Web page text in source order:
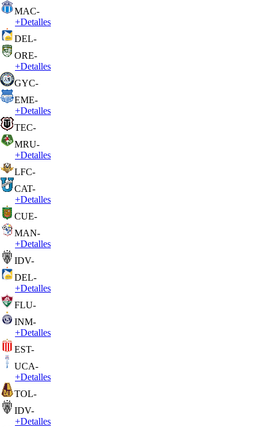
MAC-
+Detalles
DEL-
ORE-
+Detalles
GYC-
EME-
+Detalles
TEC-
MRU-
+Detalles
LFC-
CAT-
+Detalles
CUE-
MAN-
+Detalles
IDV-
DEL-
+Detalles
FLU-
INM-
+Detalles
EST-
UCA-
+Detalles
TOL-
IDV-
+Detalles